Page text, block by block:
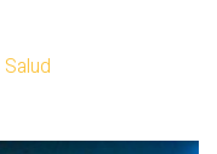
Salud